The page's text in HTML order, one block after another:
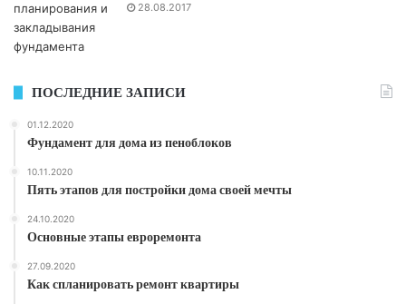
28.08.2017
ПОСЛЕДНИЕ ЗАПИСИ
01.12.2020
Фундамент для дома из пеноблоков
10.11.2020
Пять этапов для постройки дома своей мечты
24.10.2020
Основные этапы евроремонта
27.09.2020
Как спланировать ремонт квартиры